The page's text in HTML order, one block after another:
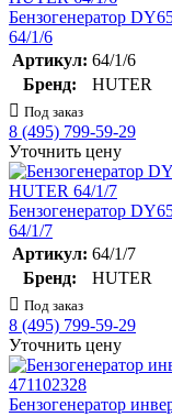
Бензогенератор
64/1/6
Артикул: 64/1/6
Бренд:
HUTER
Под заказ
8 (495) 799-59-29
Уточнить цену
Бензогенератор
64/1/7
Артикул: 64/1/7
Бренд:
HUTER
Под заказ
8 (495) 799-59-29
Уточнить цену
Бензогенератор